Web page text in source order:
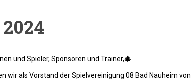
und Spieler, Sponsoren und Trainer,🎄
wir als Vorstand der Spielvereinigung 08 Bad Nauheim von